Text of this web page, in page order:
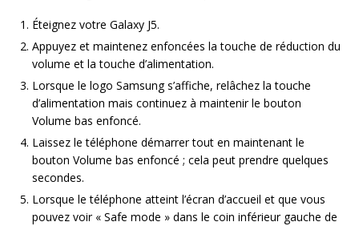
Éteignez votre Galaxy J5.
Appuyez et maintenez enfoncées la touche de réduction du
volume et la touche d’alimentation.
Lorsque le logo Samsung s’affiche, relâchez la touche
d’alimentation mais continuez à maintenir le bouton
Volume bas enfoncé.
Laissez le téléphone démarrer tout en maintenant le
bouton Volume bas enfoncé ; cela peut prendre quelques
secondes.
Lorsque le téléphone atteint l’écran d’accueil et que vous
pouvez voir « Safe mode » dans le coin inférieur gauche de